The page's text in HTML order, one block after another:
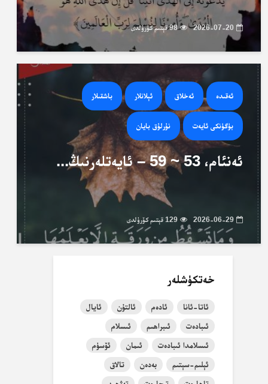
2026-07-20 98 قېتىم كۆرۈلدى
ئەقىدە ئەخلاق ئېلانلار باشقىلار
بۈگۈنكى ئايەت نۇرلۇق بايان
ئەنئام، 53 ~ 59 – ئايەتلەرنىڭ...
2026-06-29 129 قېتىم كۆرۈلدى
خەتكۈشلەر
ئاتا-ئانا ئادەم ئالتۇن
ئايال
ئىبادەت
ئىبراھىم
ئىسلام
ئىسلامدا ئىبادەت
ئىمان
ئۆسۈم
ئېلىم-سېتىم
بەدەن
تالاق